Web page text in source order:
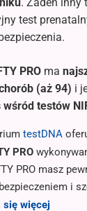
. Żaden inny
test
PRO ma
(aż 94) i
testów
testDNA
PRO
PRO masz
i
się więcej